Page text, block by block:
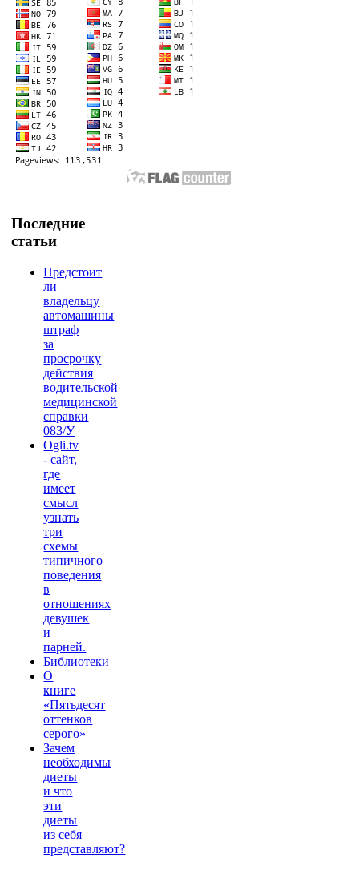
Последние
статьи
Предстоит
ли
владельцу
автомашины
штраф
за
просрочку
действия
водительской
медицинской
справки
083/У
Ogli.tv
- сайт,
где
имеет
смысл
узнать
три
схемы
типичного
поведения
в
отношениях
девушек
и
парней.
Библиотеки
О
книге
«Пятьдесят
оттенков
серого»
Зачем
необходимы
диеты
и что
эти
диеты
из себя
представляют?